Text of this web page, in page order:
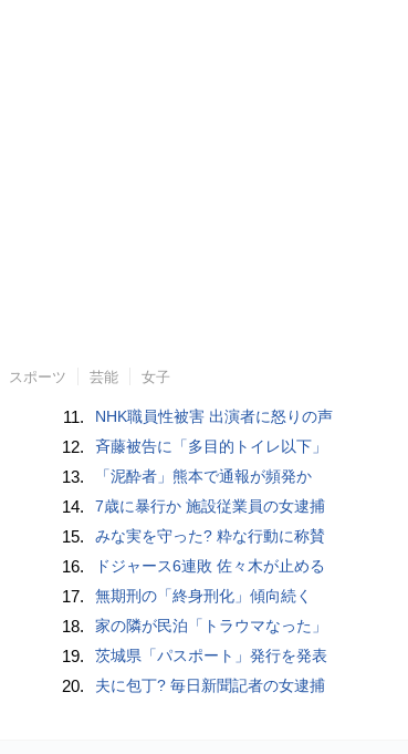
スポーツ 芸能 女子
11. NHK職員性被害 出演者に怒りの声
12. 斉藤被告に「多目的トイレ以下」
13. 「泥酔者」熊本で通報が頻発か
14. 7歳に暴行か 施設従業員の女逮捕
15. みな実を守った? 粋な行動に称賛
16. ドジャース6連敗 佐々木が止める
17. 無期刑の「終身刑化」傾向続く
18. 家の隣が民泊「トラウマなった」
19. 茨城県「パスポート」発行を発表
20. 夫に包丁? 毎日新聞記者の女逮捕